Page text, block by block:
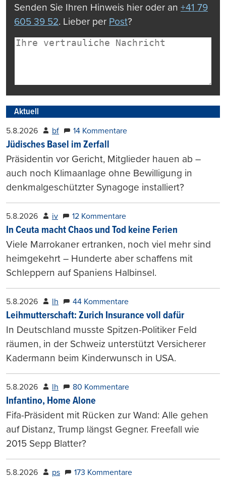
Senden Sie Ihren Hinweis hier oder an +41 79
605 39 52. Lieber per Post?
Aktuell
5.8.2026 bf 14 Kommentare
Jüdisches Basel im Zerfall
Präsidentin vor Gericht, Mitglieder hauen ab –
auch noch Klimaanlage ohne Bewilligung in
denkmalgeschützter Synagoge installiert?
5.8.2026 iv 12 Kommentare
In Ceuta macht Chaos und Tod keine Ferien
Viele Marrokaner ertranken, noch viel mehr sind
heimgekehrt – Hunderte aber schaffens mit
Schleppern auf Spaniens Halbinsel.
5.8.2026 lh 44 Kommentare
Leihmutterschaft: Zurich Insurance voll dafür
In Deutschland musste Spitzen-Politiker Feld
räumen, in der Schweiz unterstützt Versicherer
Kadermann beim Kinderwunsch in USA.
5.8.2026 lh 80 Kommentare
Infantino, Home Alone
Fifa-Präsident mit Rücken zur Wand: Alle gehen
auf Distanz, Trump längst Gegner. Freefall wie
2015 Sepp Blatter?
5.8.2026 ps 173 Kommentare